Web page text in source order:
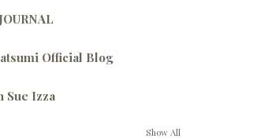
Official Blog
Sue Izza
Show All